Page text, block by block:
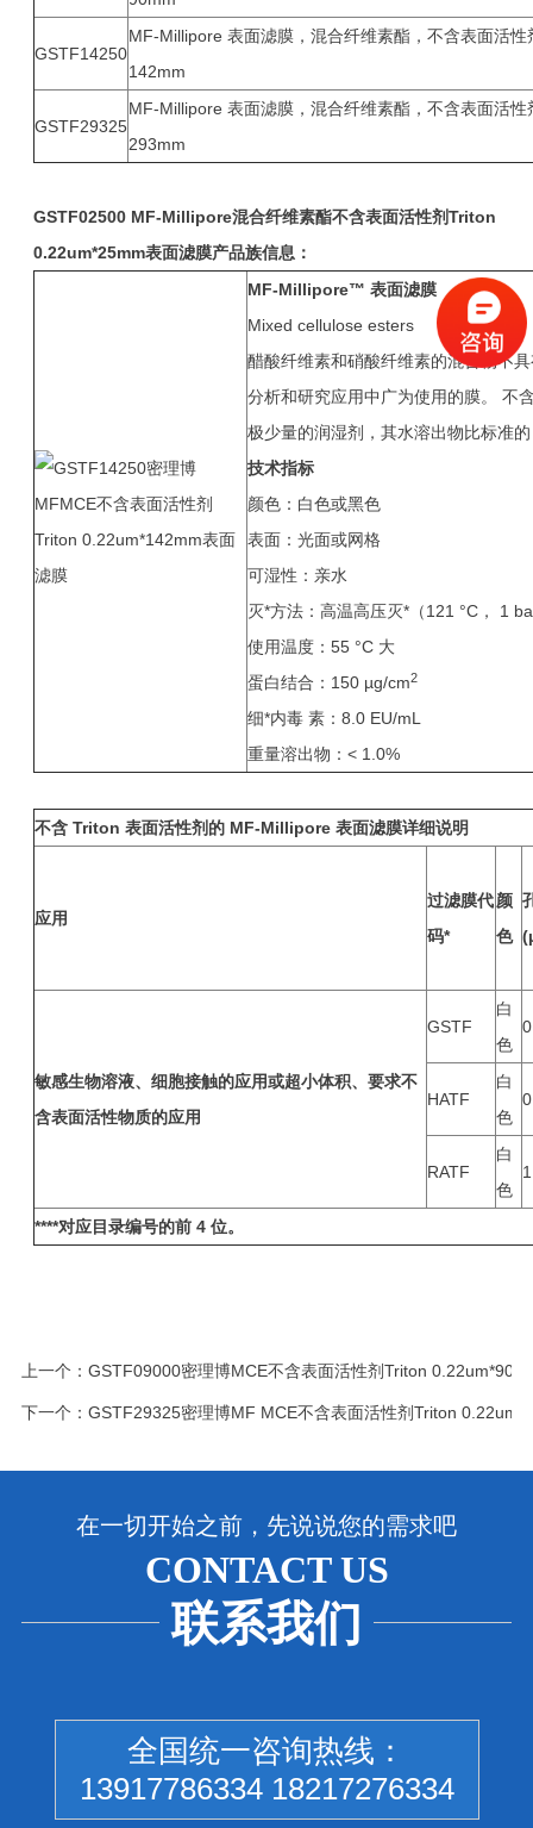
GSTF14250
MF-Millipore 表面滤膜，混合纤维素酯，不含表面活
142mm
GSTF29325
MF-Millipore 表面滤膜，混合纤维素酯，不含表面活
293mm
GSTF02500 MF-Millipore混合纤维素酯不含表面活性剂Triton
0.22um*25mm表面滤膜产品族信息：
MF-Millipore™ 表面滤膜
Mixed cellulose esters
醋酸纤维素和硝酸纤维素的混合物不
分析和研究应用中广为使用的膜。 不
极少量的润湿剂，其水溶出物比标准
技术指标
颜色：白色或黑色
表面：光面或网格
可湿性：亲水
灭*方法：高温高压灭*（121 °C， 1
使用温度：55 °C 大
蛋白结合：150 µg/cm2
细*内毒 素：8.0 EU/mL
重量溶出物：< 1.0%
不含 Triton 表面活性剂的 MF-Millipore 表面滤膜详细说明
应用
过滤膜代
码*
颜
色
敏感生物溶液、细胞接触的应用或超小体积、要求不
含表面活性物质的应用
GSTF
白
色
HATF
白
色
RATF
白
色
****对应目录编号的前 4 位。
上一个： GSTF09000密理博MCE不含表面活性剂Triton
下一个： GSTF29325密理博MF MCE不含表面活性剂Triton
在一切开始之前，先说说您的需求吧
CONTACT US
联系我们
全国统一咨询热线：
13917786334 18217276334